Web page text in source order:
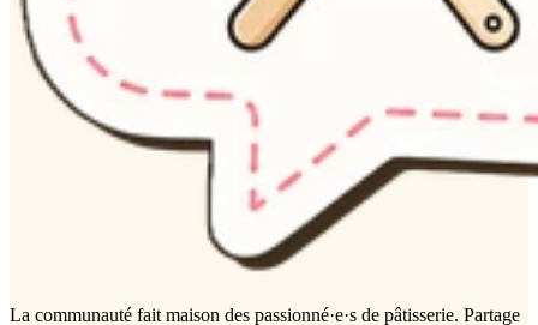
La communauté fait maison des passionné·e·s de pâtisserie. Partage